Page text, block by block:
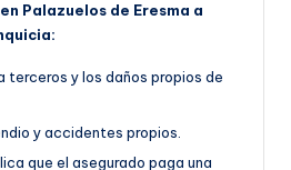
Palazuelos de Eresma a
terceros y los daños propios de
y accidentes propios.
que el asegurado paga una